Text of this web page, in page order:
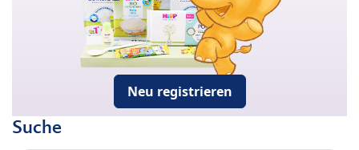
Neu registrieren
Suche